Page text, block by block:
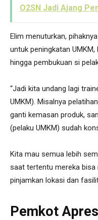
O2SN Jadi Ajang
Elim menuturkan,
untuk peningkatan
hingga pembukuan si
“Jadi kita undang lagi
UMKM). Misalnya
ganti kemasan produk,
(pelaku UMKM) sudah
Kita mau semua lebih
saat tertentu mereka bisa
pinjamkan lokasi dan
Pemkot